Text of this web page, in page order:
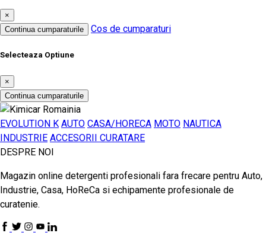
×
Continua cumparaturile
Cos de cumparaturi
Selecteaza Optiune
×
Continua cumparaturile
EVOLUTION K AUTO CASA/HORECA MOTO NAUTICA
INDUSTRIE ACCESORII CURATARE
DESPRE NOI
Magazin online detergenti profesionali fara frecare pentru Auto,
Industrie, Casa, HoReCa si echipamente profesionale de
curatenie.